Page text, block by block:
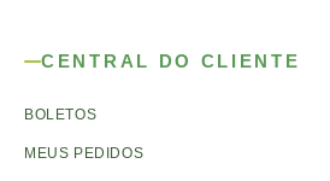
CENTRAL DO CLIENTE
BOLETOS
MEUS PEDIDOS